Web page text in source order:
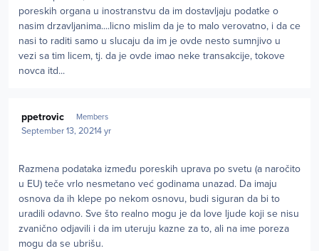
poreskih organa u inostranstvu da im dostavljaju podatke o
nasim drzavljanima....licno mislim da je to malo verovatno, i da ce
nasi to raditi samo u slucaju da im je ovde nesto sumnjivo u
vezi sa tim licem, tj. da je ovde imao neke transakcije, tokove
novca itd...
ppetrovic Members
September 13, 20214 yr
Razmena podataka između poreskih uprava po svetu (a naročito
u EU) teče vrlo nesmetano već godinama unazad. Da imaju
osnova da ih klepe po nekom osnovu, budi siguran da bi to
uradili odavno. Sve što realno mogu je da love ljude koji se nisu
zvanično odjavili i da im uteruju kazne za to, ali na ime poreza
mogu da se ubrišu.